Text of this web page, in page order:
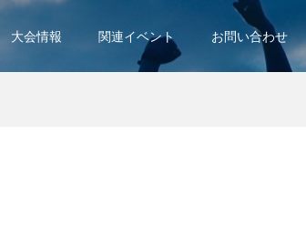
大会情報 関連イベント お問い合わせ